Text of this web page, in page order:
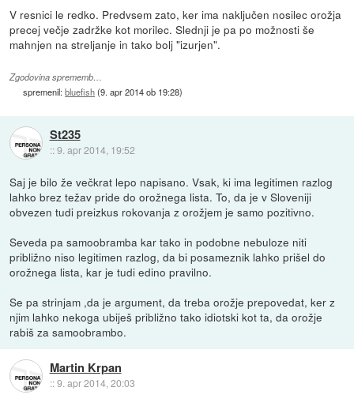
V resnici le redko. Predvsem zato, ker ima naključen nosilec orožja
precej večje zadržke kot morilec. Slednji je pa po možnosti še
mahnjen na streljanje in tako bolj "izurjen".
Zgodovina sprememb…
spremenil:bluefish(9. apr 2014 ob 19:28)
St235
::9. apr 2014, 19:52
Saj je bilo že večkrat lepo napisano. Vsak, ki ima legitimen razlog
lahko brez težav pride do orožnega lista. To, da je v Sloveniji
obvezen tudi preizkus rokovanja z orožjem je samo pozitivno.
Seveda pa samoobramba kar tako in podobne nebuloze niti
približno niso legitimen razlog, da bi posameznik lahko prišel do
orožnega lista, kar je tudi edino pravilno.
Se pa strinjam ,da je argument, da treba orožje prepovedat, ker z
njim lahko nekoga ubiješ približno tako idiotski kot ta, da orožje
rabiš za samoobrambo.
Martin Krpan
::9. apr 2014, 20:03